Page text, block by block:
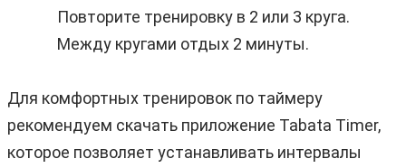
Повторите тренировку в 2 или 3 круга.
Между кругами отдых 2 минуты.
Для комфортных тренировок по таймеру
рекомендуем скачать приложение Tabata Timer,
которое позволяет устанавливать интервалы